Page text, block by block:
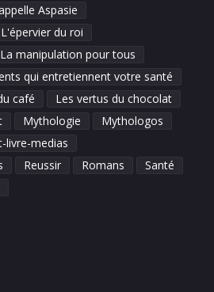
Aspasie
L'épervier du roi
La manipulation pour tous
qui entretiennent votre santé
café
Les vertus du chocolat
Mythologie
Mythologos
livre-medias
Reussir Romans
Santé